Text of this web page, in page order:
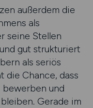
außerdem die
als
seine Stellen
gut strukturiert
als seriös
die Chance, dass
und
Gerade im